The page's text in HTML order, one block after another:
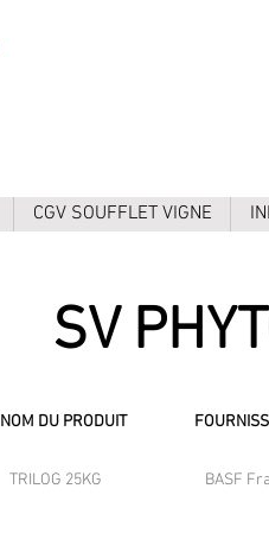
CGV SOUFFLET VIGNE
SV
NOM DU PRODUIT
TRILOG 25KG BASF